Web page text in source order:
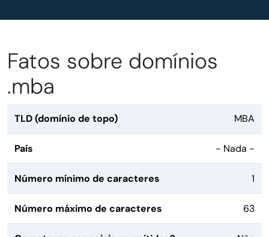
Fatos sobre domínios
.mba
TLD (domínio de topo) MBA
País - Nada -
Número mínimo de caracteres 1
Número máximo de caracteres 63